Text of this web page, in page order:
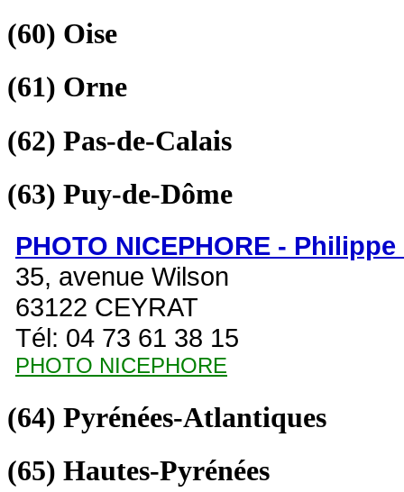
(60) Oise
(61) Orne
(62) Pas-de-Calais
(63) Puy-de-Dôme
PHOTO NICEPHORE - Philippe
35, avenue Wilson
63122 CEYRAT
Tél: 04 73 61 38 15
PHOTO NICEPHORE
(64) Pyrénées-Atlantiques
(65) Hautes-Pyrénées